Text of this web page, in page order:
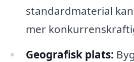
standardmaterial
mer
Geografisk plats: